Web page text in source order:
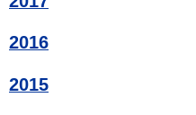
2016
2015